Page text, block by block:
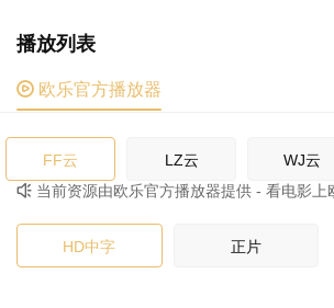
播放列表
 欧乐官方播放器
FF云 LZ云 WJ云
WJ云 SN云 LZ云
 当前资源由欧乐官方播放器提供 - 看电影上
HD中字 正片